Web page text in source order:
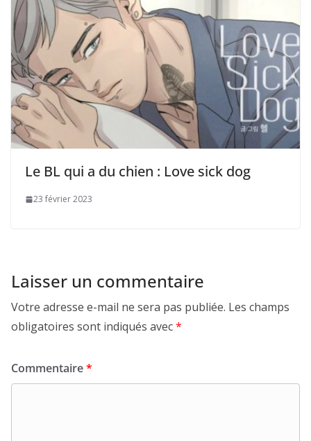
Le BL qui a du chien : Love sick dog
23 février 2023
Laisser un commentaire
Votre adresse e-mail ne sera pas publiée. Les champs
obligatoires sont indiqués avec*
Commentaire*